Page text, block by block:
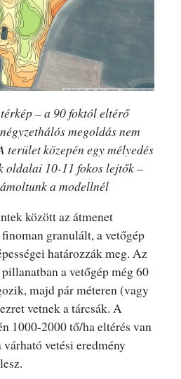
– a 90 foktól eltérő
megoldás nem
terület közepén egy mélyedés
oldalai 10-11 fokos lejtők –
a modellnél
között az átmenet
granulált, a vetőgép
határozzák meg. Az
a vetőgép még 60
majd pár méteren (vagy
vetnek a tárcsák. A
1000-2000 tő/ha eltérés van
vetési eredmény